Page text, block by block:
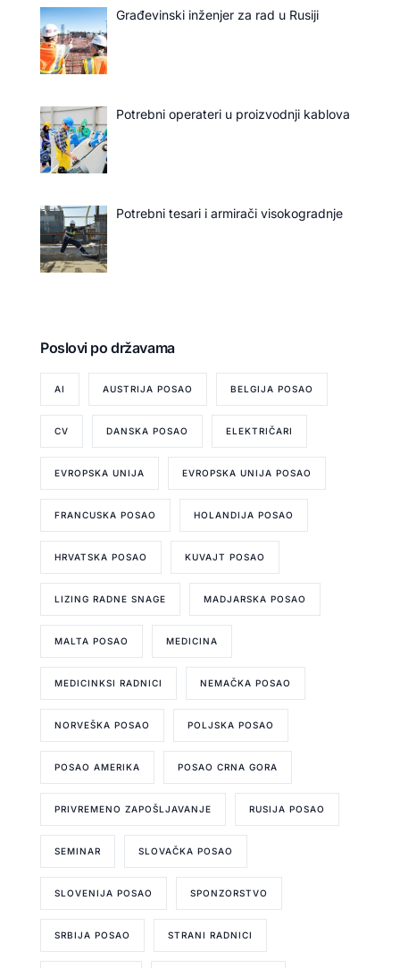
Građevinski inženjer za rad u Rusiji
Potrebni operateri u proizvodnji kablova
Potrebni tesari i armirači visokogradnje
Poslovi po državama
AI AUSTRIJA POSAO BELGIJA POSAO
CV DANSKA POSAO ELEKTRIČARI
EVROPSKA UNIJA EVROPSKA UNIJA POSAO
FRANCUSKA POSAO HOLANDIJA POSAO
HRVATSKA POSAO KUVAJT POSAO
LIZING RADNE SNAGE MADJARSKA POSAO
MALTA POSAO MEDICINA
MEDICINKSI RADNICI NEMAČKA POSAO
NORVEŠKA POSAO POLJSKA POSAO
POSAO AMERIKA POSAO CRNA GORA
PRIVREMENO ZAPOŠLJAVANJE RUSIJA POSAO
SEMINAR SLOVAČKA POSAO
SLOVENIJA POSAO SPONZORSTVO
SRBIJA POSAO STRANI RADNICI